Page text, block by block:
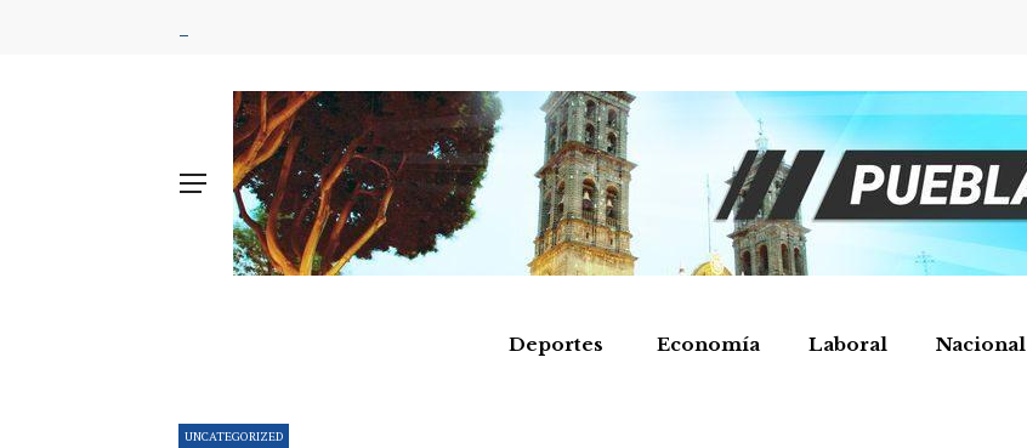
Deportes Economía Laboral Nacional
UNCATEGORIZED